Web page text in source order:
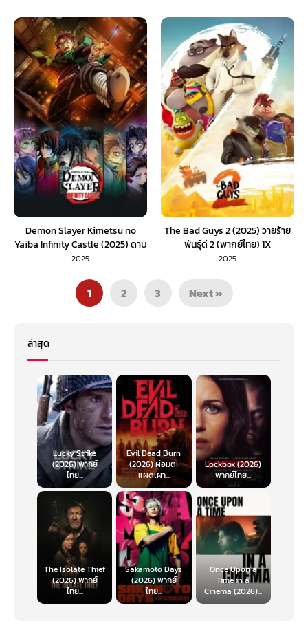
Demon Slayer Kimetsu no
Yaiba Infinity Castle (2025) ดาบ
พิฆาตอสูร ภาคปราสาทไร้ขอบเขต
2025
The Bad Guys 2 (2025) วายร้าย
พันธุ์ดี 2 (พากย์ไทย) 1X
2025
1 2 3 Next »
ล่าสุด
Lucky Strike
(2026) พากย์
ไทย...
Evil Dead Burn
(2026) ผีอมตะ
แผดเผา...
Lockbox (2026)
พากย์ไทย...
The Isolate Thief
(2026) พากย์
ไทย...
Sakamoto Days
(2026) พากย์
ไทย...
Once Upon a
Time in a
Cinema (2026)...